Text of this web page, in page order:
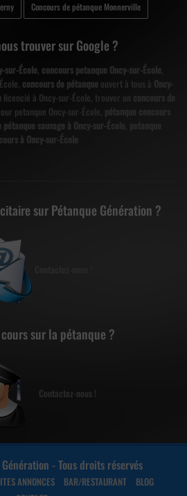
Concours de pétanque Monnerville
trouver sur Google ?
sur-École, concours petanque Oncy-sur-École,
concours de pétanque ouvert à tous à Oncy-
licencié à Oncy-sur-École, trouver un
petanque Oncy-sur-École, pétanque concours
sauvage à Oncy-sur-École
à Oncy-sur-École
sur Pétanque Génération ?
sur la pétanque ?
Contactez-nous !
- Tous droits réservés
ANNONCES BAR/RESTAURANT
BLOG